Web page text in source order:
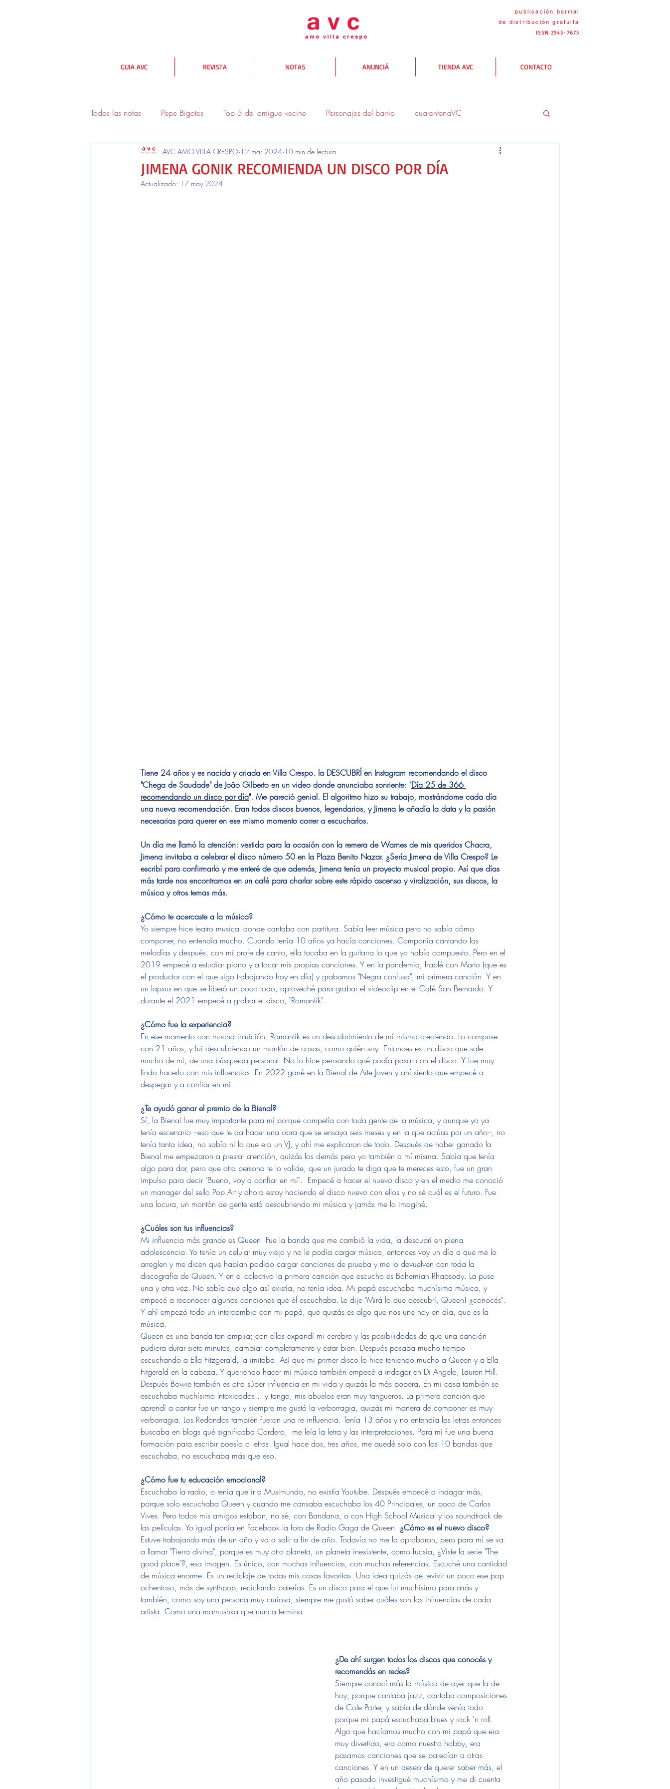
publicación barrial
de distribucióngratuita
ISSN 2545-7675
GUIA AVC REVISTA NOTAS ANUNCIÁ TIENDA AVC CONTACTO
Todas las notas Pepe Bigotes Top 5 del amigue vecine Personajes del barrio cuarentenaVC
urbanismo y medioambiente donde comer donde salir Las rutas AVC
JIMENA GONIK RECOMIENDA UN DISCO POR DÍA
AVC AMO VILLA CRESPO 12 mar 2024 10 min de lectura
Actualizado: 17 may 2024
Tiene 24 años y es nacida y criada en Villa Crespo. la DESCUBRÍ en Instagram recomendando el disco
"Chega de Saudade" de Joâo Gilberto en un video donde anunciaba sonriente: "Día 25 de 366
recomendando un disco por día". Me pareció genial. El algoritmo hizo su trabajo, mostrándome cada día
una nueva recomendación. Eran todos discos buenos, legendarios, y Jimena le añadía la data y la pasión
necesarias para querer en ese mismo momento correr a escucharlos.
Un día me llamó la atención: vestida para la ocasión con la remera de Warnes de mis queridos Chacra,
Jimena invitaba a celebrar el disco número 50 en la Plaza Benito Nazar. ¿Sería Jimena de Villa Crespo? Le
escribí para confirmarlo y me enteré de que además, Jimena tenía un proyecto musical propio. Así que días
más tarde nos encontramos en un café para charlar sobre este rápido ascenso y viralización, sus discos, la
música y otros temas más.
¿Cómo te acercaste a la música?
Yo siempre hice teatro musical donde cantaba con partitura. Sabía leer música pero no sabía cómo
componer, no entendía mucho. Cuando tenía 10 años ya hacía canciones. Componía cantando las
melodías y después, con mi profe de canto, ella tocaba en la guitarra lo que yo había compuesto. Pero en el
2019 empecé a estudiar piano y a tocar mis propias canciones. Y en la pandemia, hablé con Marto (que es
el productor con el que sigo trabajando hoy en día) y grabamos "Negra confusa", mi primera canción. Y en
un lapsus en que se liberó un poco todo, aproveché para grabar el videoclip en el Café San Bernardo. Y
durante el 2021 empecé a grabar el disco, "Romantik".
¿Cómo fue la experiencia?
En ese momento con mucha intuición. Romantik es un descubrimiento de mí misma creciendo. Lo compuse
con 21 años, y fui descubriendo un montón de cosas, como quién soy. Entonces es un disco que sale
mucho de mi, de una búsqueda personal. No lo hice pensando qué podía pasar con el disco. Y fue muy
lindo hacerlo con mis influencias. En 2022 gané en la Bienal de Arte Joven y ahí siento que empecé a
despegar y a confiar en mí.
¿Te ayudó ganar el premio de la Bienal?
Sí, la Bienal fue muy importante para mí porque competía con toda gente de la música, y aunque yo ya
tenía escenario –eso que te da hacer una obra que se ensaya seis meses y en la que actúas por un año–, no
tenía tanta idea, no sabía ni lo que era un VJ, y ahí me explicaron de todo. Después de haber ganado la
Bienal me empezaron a prestar atención, quizás los demás pero yo también a mí misma. Sabía que tenía
algo para dar, pero que otra persona te lo valide, que un jurado te diga que te mereces esto, fue un gran
impulso para decir "Bueno, voy a confiar en mí".  Empecé a hacer el nuevo disco y en el medio me conoció
un manager del sello Pop Art y ahora estoy haciendo el disco nuevo con ellos y no sé cuál es el futuro. Fue
una locura, un montón de gente está descubriendo mi música y jamás me lo imaginé.
¿Cuáles son tus influencias?
Mi influencia más grande es Queen. Fue la banda que me cambió la vida, la descubrí en plena
adolescencia. Yo tenía un celular muy viejo y no le podía cargar música, entonces voy un día a que me lo
arreglen y me dicen que habían podido cargar canciones de prueba y me lo devuelven con toda la
discografía de Queen. Y en el colectivo la primera canción que escucho es Bohemian Rhapsody. La puse
una y otra vez. No sabía que algo así existía, no tenía idea. Mi papá escuchaba muchísima música, y
empecé a reconocer algunas canciones que él escuchaba. Le dije "Mirá lo que descubrí, Queen! ¿conocés".
Y ahí empezó todo un intercambio con mi papá, que quizás es algo que nos une hoy en día, que es la
música.
Queen es una banda tan amplia; con ellos expandí mi cerebro y las posibilidades de que una canción
pudiera durar siete minutos, cambiar completamente y estar bien. Después pasaba mucho tiempo
escuchando a Ella Fitzgerald, la imitaba. Así que mi primer disco lo hice teniendo mucho a Queen y a Ella
Fitgerald en la cabeza..Y queriendo hacer mi música también empecé a indagar en Di Angelo, Lauren Hill.
Después Bowie también es otra súper influencia en mi vida y quizás la más popera. En mi casa también se
escuchaba muchísimo Intoxicados... y tango, mis abuelos eran muy tangueros. La primera canción que
aprendí a cantar fue un tango y siempre me gustó la verborragia, quizás mi manera de componer es muy
verborragia. Los Redondos también fueron una re influencia. Tenía 13 años y no entendía las letras entonces
buscaba en blogs qué significaba Cordero,  me leía la letra y las interpretaciones. Para mí fue una buena
formación para escribir poesía o letras. Igual hace dos, tres años, me quedé solo con las 10 bandas que
escuchaba, no escuchaba más que eso.
¿Cómo fue tu educación emocional?
Escuchaba la radio, o tenía que ir a Musimundo, no existía Youtube. Después empecé a indagar más,
porque solo escuchaba Queen y cuando me cansaba escuchaba los 40 Principales, un poco de Carlos
Vives. Pero todos mis amigos estaban, no sé, con Bandana, o con High School Musical y los soundtrack de
las películas. Yo igual ponía en Facebook la foto de Radio Gaga de Queen. ¿Cómo es el nuevo disco?
Estuve trabajando más de un año y va a salir a fin de año. Todavía no me la aprobaron, pero para mí se va
a llamar "Tierra divina", porque es muy otro planeta, un planeta inexistente, como fucsia, ¿Viste la serie "The
good place"?, esa imagen. Es único, con muchas influencias, con muchas referencias. Escuché una cantidad
de música enorme. Es un reciclaje de todas mis cosas favoritas. Una idea quizás de revivir un poco ese pop
ochentoso, más de synthpop, reciclando baterías. Es un disco para el que fui muchísimo para atrás y
también, como soy una persona muy curiosa, siempre me gustó saber cuáles son las influencias de cada
artista. Como una mamushka que nunca termina.
¿De ahí surgen todos los discos que conocés y
recomendás en redes?
Siempre conocí más la música de ayer que la de
hoy, porque cantaba jazz, cantaba composiciones
de Cole Porter, y sabía de dónde venía todo
porque mi papá escuchaba blues y rock 'n roll.
Algo que hacíamos mucho con mi papá que era
muy divertido, era como nuestro hobby, era
pasarnos canciones que se parecían a otras
canciones. Y en un deseo de querer saber más, el
año pasado investigué muchísimo y me di cuenta